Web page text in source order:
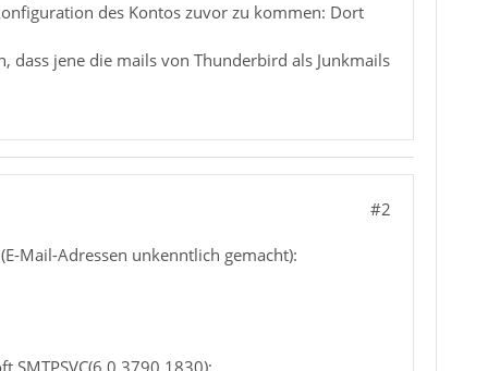
des Kontos zuvor zu kommen: Dort
dass jene die mails von Thunderbird als Junkmails
#2
Mail-Adressen unkenntlich gemacht):